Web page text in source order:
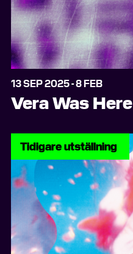
13 SEP 2025 - 8 FEB
Vera Was Here
Tidigare utställning